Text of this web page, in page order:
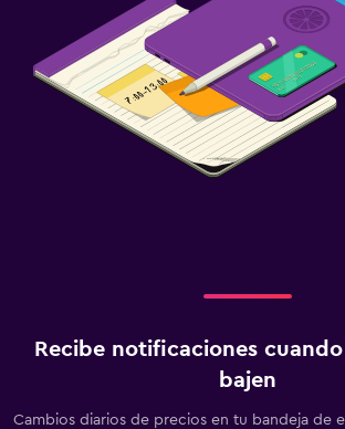
Recibe notificaciones
bajen
Cambios diarios de precios en tu bandeja de